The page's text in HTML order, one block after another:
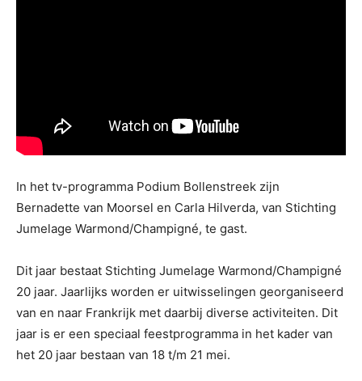
In het tv-programma Podium Bollenstreek zijn
Bernadette van Moorsel en Carla Hilverda, van Stichting
Jumelage Warmond/Champigné, te gast.
Dit jaar bestaat Stichting Jumelage Warmond/Champigné
20 jaar. Jaarlijks worden er uitwisselingen georganiseerd
van en naar Frankrijk met daarbij diverse activiteiten. Dit
jaar is er een speciaal feestprogramma in het kader van
het 20 jaar bestaan van 18 t/m 21 mei.